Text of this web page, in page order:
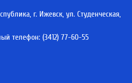
г. Ижевск, ул. Студенческая,
телефон: (3412) 77-60-55